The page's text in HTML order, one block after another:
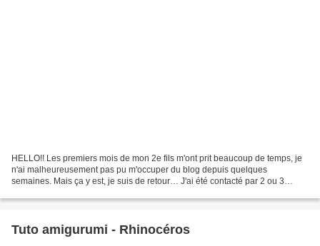
HELLO!! Les premiers mois de mon 2e fils m'ont prit beaucoup de temps, je
n'ai malheureusement pas pu m'occuper du blog depuis quelques
semaines. Mais ça y est, je suis de retour… J'ai été contacté par 2 ou 3
Tuto amigurumi - Rhinocéros